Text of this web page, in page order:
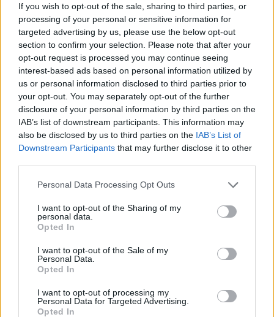
If you wish to opt-out of the sale, sharing to third parties, or
processing of your personal or sensitive information for
targeted advertising by us, please use the below opt-out
section to confirm your selection. Please note that after your
opt-out request is processed you may continue seeing
interest-based ads based on personal information utilized by
us or personal information disclosed to third parties prior to
your opt-out. You may separately opt-out of the further
disclosure of your personal information by third parties on the
IAB’s list of downstream participants. This information may
also be disclosed by us to third parties on the IAB’s List of
Downstream Participants that may further disclose it to other
Personal Data Processing Opt Outs
I want to opt-out of the Sharing of my
personal data.
Opted In
I want to opt-out of the Sale of my
Personal Data.
Opted In
I want to opt-out of processing my
Personal Data for Targeted Advertising.
Opted In
Hasznos
Impresszum
Szerzői jogok
Adatvédelmi tájékoztató
Cookie-kezelési tájékoztató
Hozzászólási szabályzat
Nyomtatott lapjaink archívuma
Székely Hírmondó archívuma
Sütibeállítások
Médiatér